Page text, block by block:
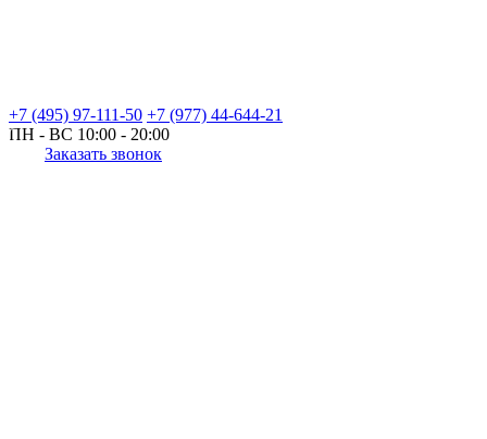
+7 (495) 97-111-50 +7 (977) 44-644-21
ПН - ВС 10:00 - 20:00
Заказать звонок